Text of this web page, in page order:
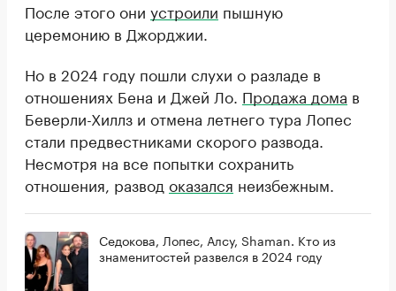
После этого они устроили пышную
церемонию в Джорджии.
Но в 2024 году пошли слухи о разладе в
отношениях Бена и Джей Ло. Продажа дома в
Беверли-Хиллз и отмена летнего тура Лопес
стали предвестниками скорого развода.
Несмотря на все попытки сохранить
отношения, развод оказался неизбежным.
Седокова, Лопес, Алсу, Shaman. Кто из
знаменитостей развелся в 2024 году